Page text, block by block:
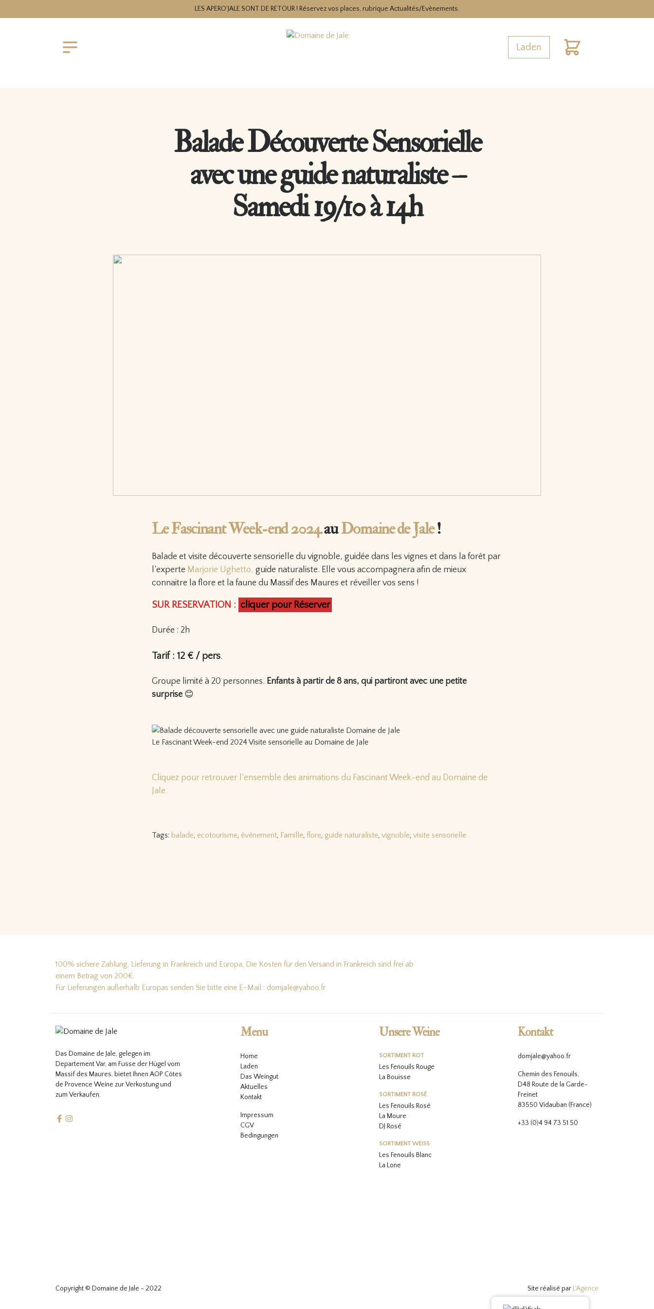
LES APERO'JALE SONT DE RETOUR ! Réservez vos places, rubrique Actualités/Evènements.
Laden
Warenkorb
Balade Découverte Sensorielle
avec une guide naturaliste –
Samedi 19/10 à 14h
Le Fascinant Week-end 2024auDomaine de Jale!
Balade et visite découverte sensorielle du vignoble, guidée dans les vignes et dans la forêt par
l’experte Marjorie Ughetto, guide naturaliste. Elle vous accompagnera afin de mieux
connaitre la flore et la faune du Massif des Maures et réveiller vos sens !
SUR RESERVATION : cliquer pour Réserver
Durée : 2h
Tarif : 12 € / pers.
Groupe limité à 20 personnes. Enfants à partir de 8 ans, qui partiront avec une petite
surprise 😊
Le Fascinant Week-end 2024 Visite sensorielle au Domaine de Jale
Cliquez pour retrouver l’ensemble des animations du Fascinant Week-end au Domaine de
Jale.
Tags: balade, ecotourisme, événement, Famille, flore, guide naturaliste, vignoble, visite sensorielle
100% sichere Zahlung, Lieferung in Frankreich und Europa, Die Kosten für den Versand in Frankreich sind frei ab
einem Betrag von 200€.
Für Lieferungen außerhalb Europas senden Sie bitte eine E-Mail : domjale@yahoo.fr
Das Domaine de Jale, gelegen im
Departement Var, am Fusse der Hügel vom
Massif des Maures, bietet Ihnen AOP Côtes
de Provence Weine zur Verkostung und
zum Verkaufen.
Menu
Home
Laden
Das Weingut
Aktuelles
Kontakt
Impressum
CGV
Bedingungen
Unsere Weine
SORTIMENT ROT
Les Fenouils Rouge
La Bouïsse
SORTIMENT ROSÉ
Les Fenouils Rosé
La Moure
DJ Rosé
SORTIMENT WEISS
Les Fenouils Blanc
La Lone
Kontakt
domjale@yahoo.fr
Chemin des Fenouils,
D48 Route de la Garde-
Freinet
83550 Vidauban (France)
+33 (0)4 94 73 51 50
Copyright © Domaine de Jale - 2022 Site réalisé par L'Agence